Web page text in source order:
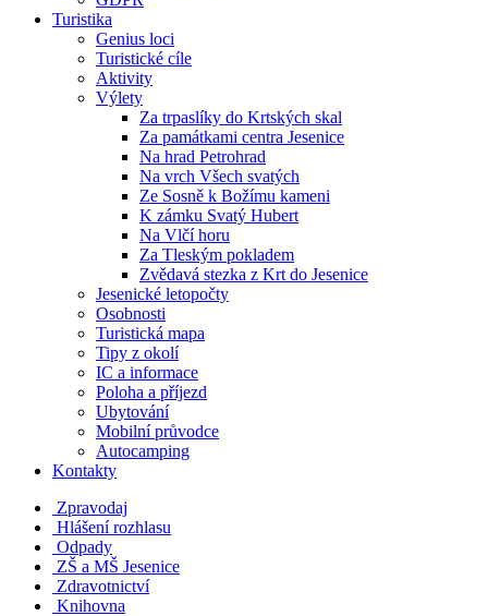
Turistika
Genius loci
Turistické cíle
Aktivity
Výlety
Za trpaslíky do Krtských skal
Za památkami centra Jesenice
Na hrad Petrohrad
Na vrch Všech svatých
Ze Sosně k Božímu kameni
K zámku Svatý Hubert
Na Vlčí horu
Za Tleským pokladem
Zvědavá stezka z Krt do Jesenice
Jesenické letopočty
Osobnosti
Turistická mapa
Tipy z okolí
IC a informace
Poloha a příjezd
Ubytování
Mobilní průvodce
Autocamping
Kontakty
Zpravodaj
Hlášení rozhlasu
Odpady
ZŠ a MŠ Jesenice
Zdravotnictví
Knihovna